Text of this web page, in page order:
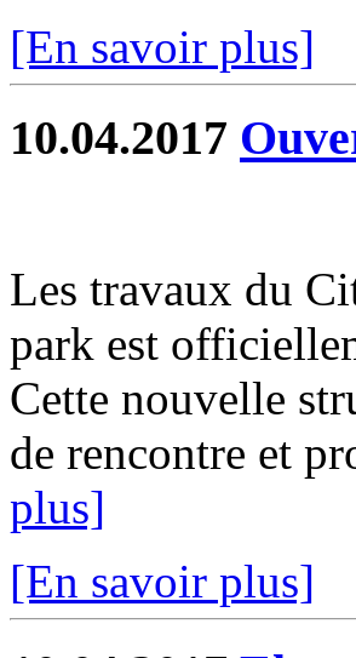
[En savoir plus]
10.04.2017
Les travaux du
park est
Cette nouvelle
de rencontre et
plus]
[En savoir plus]